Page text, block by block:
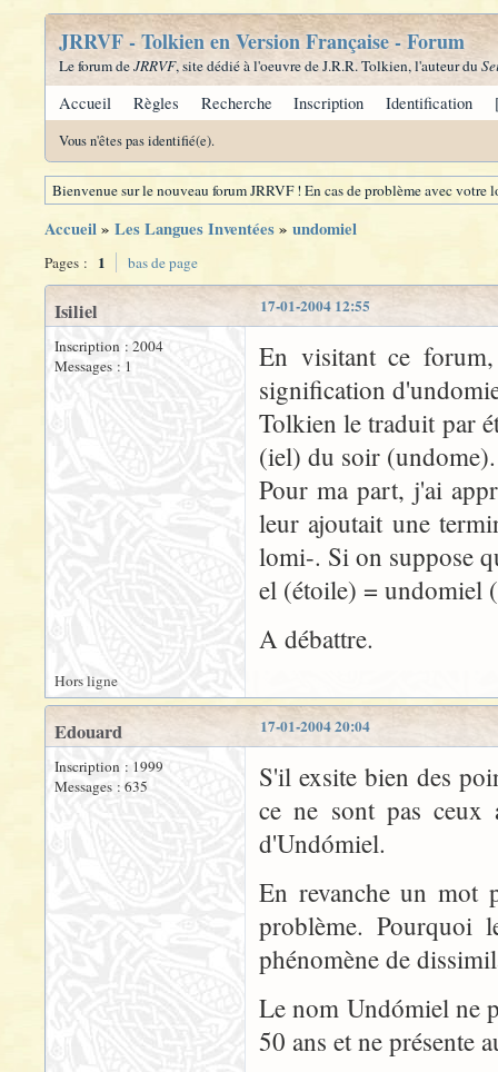
JRRVF - Tolkien en Version Française - Forum
Le forum deJRRVF, site dédié à l'oeuvre de J.R.R. Tolkien, l'auteur du
Accueil Règles Recherche Inscription Identification
Vous n'êtes pas identifié(e).
Bienvenue sur le nouveau forum JRRVF ! En cas de problème avec
Accueil» Les Langues Inventées» undomiel
Pages : 1 bas de page
17-01-2004 12:55
Isiliel
Inscription : 2004
Messages : 1
En visitant ce
signification
Tolkien le traduit par
(iel) du soir (undome).
Pour ma part, j'ai
leur ajoutait une
lomi-. Si on suppose
el (étoile) = undomiel
A débattre.
Hors ligne
17-01-2004 20:04
Edouard
Inscription : 1999
Messages : 635
S'il exsite bien des
ce ne sont pas ceux
d'Undómiel.
En revanche un mot
problème.
phénomène de
Le nom Undómiel ne
50 ans et ne présente